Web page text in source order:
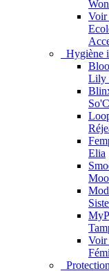
Voir
Hygiène
Lily
Elia
Voir